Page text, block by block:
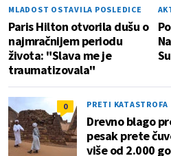
MLADOST OSTAVILA POSLEDICE
Paris Hilton otvorila dušu o
najmračnijem periodu
života: "Slava me je
traumatizovala"
0 PRETI KATASTROFA
Drevno blago
pesak prete
više od 2.000